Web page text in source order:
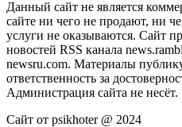
Данный сайт не является
сайте ни чего не продают, ни
услуги не оказываются. Сайт
новостей RSS канала
newsru.com. Материалы
ответственность за
Администрация сайта не несёт.
Сайт от psikhoter @ 2024